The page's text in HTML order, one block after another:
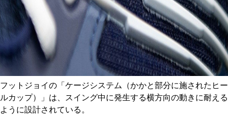
フットジョイの「ケージシステム（かかと部分に施されたヒー
ルカップ）」は、スイング中に発生する横方向の動きに耐える
ように設計されている。